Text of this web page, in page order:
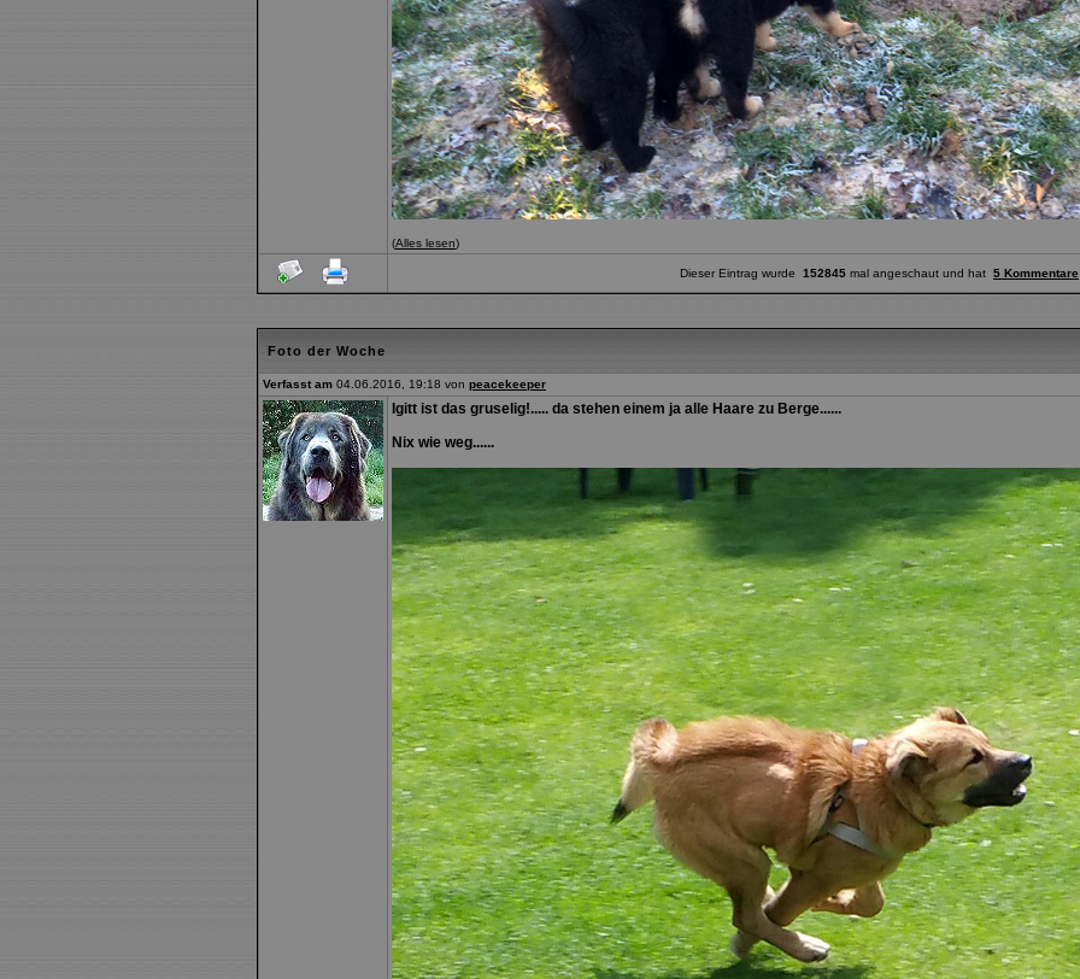
(Alles lesen)
Dieser Eintrag wurde 152845 mal angeschaut und hat 5 Kommentare
Foto der Woche
Verfasst am 04.06.2016, 19:18 von peacekeeper
Igitt ist das gruselig!..... da stehen einem ja alle Haare zu Berge......
Nix wie weg......